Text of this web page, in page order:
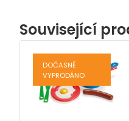
Související
DOČASNĚ
VYPRODÁNO